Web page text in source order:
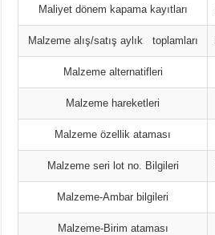
Maliyet dönem kapama kayıtları
Malzeme alış/satış aylık toplamları
Malzeme alternatifleri
Malzeme hareketleri
Malzeme özellik ataması
Malzeme seri lot no. Bilgileri
Malzeme-Ambar bilgileri
Malzeme-Birim ataması